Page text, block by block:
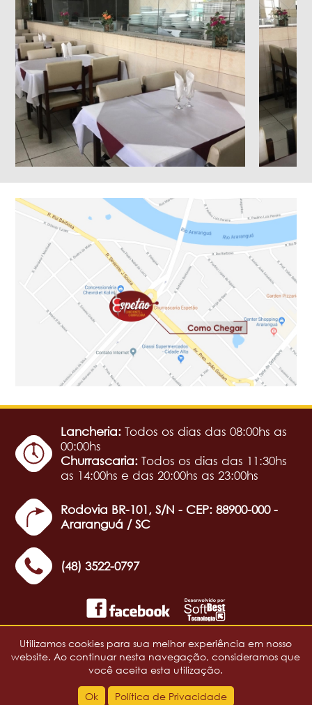
faça sua reserva pelo
Utilizamos cookies para sua melhor experiência em nosso
website. Ao continuar nesta navegação, consideramos que
você aceita esta utilização.
Ok
Política de Privacidade
Lancheria: Todos os dias das 08:00hs as
00:00hs
Churrascaria: Todos os dias das 11:30hs
as 14:00hs e das 20:00hs as 23:00hs
Rodovia BR-101, S/N - CEP: 88900-000 -
Araranguá / SC
(48) 3522-0797
Política de Privacidade
Copyright 2018 - Espetão